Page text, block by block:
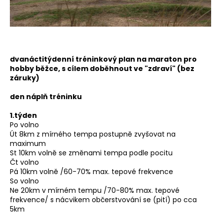
dvanáctitýdenní tréninkový plan na maraton pro
hobby běžce, s cílem doběhnout ve "zdraví" (bez
záruky)
den náplň tréninku
1.týden
Po volno
Út 8km z mírného tempa postupně zvyšovat na
maximum
St 10km volně se změnami tempa podle pocitu
Čt volno
Pá 10km volně /60-70% max. tepové frekvence
So volno
Ne 20km v mírném tempu /70-80% max. tepové
frekvence/ s nácvikem občerstvování se (pití) po cca
5km
a
j
?
D
o
p
o
r
u